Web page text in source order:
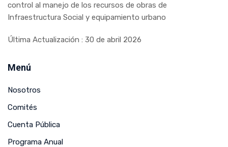
control al manejo de los recursos de obras de
Infraestructura Social y equipamiento urbano
Última Actualización : 30 de abril 2026
Menú
Nosotros
Comités
Cuenta Pública
Programa Anual